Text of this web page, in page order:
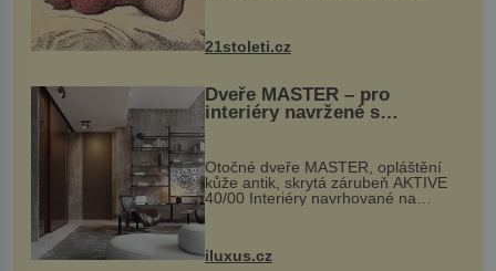
nohou, a způsobuje bole...
21stoleti.cz
Dveře MASTER – pro
interiéry navržené s
rozumem i vášní!
Otočné dveře MASTER, opláštění
kůže antik, skrytá zárubeň AKTIVE
40/00 Interiéry navrhované na
zakázku často vyžadují atypické
rozměry nejen nábytku, ale i
dnes umož...
iluxus.cz